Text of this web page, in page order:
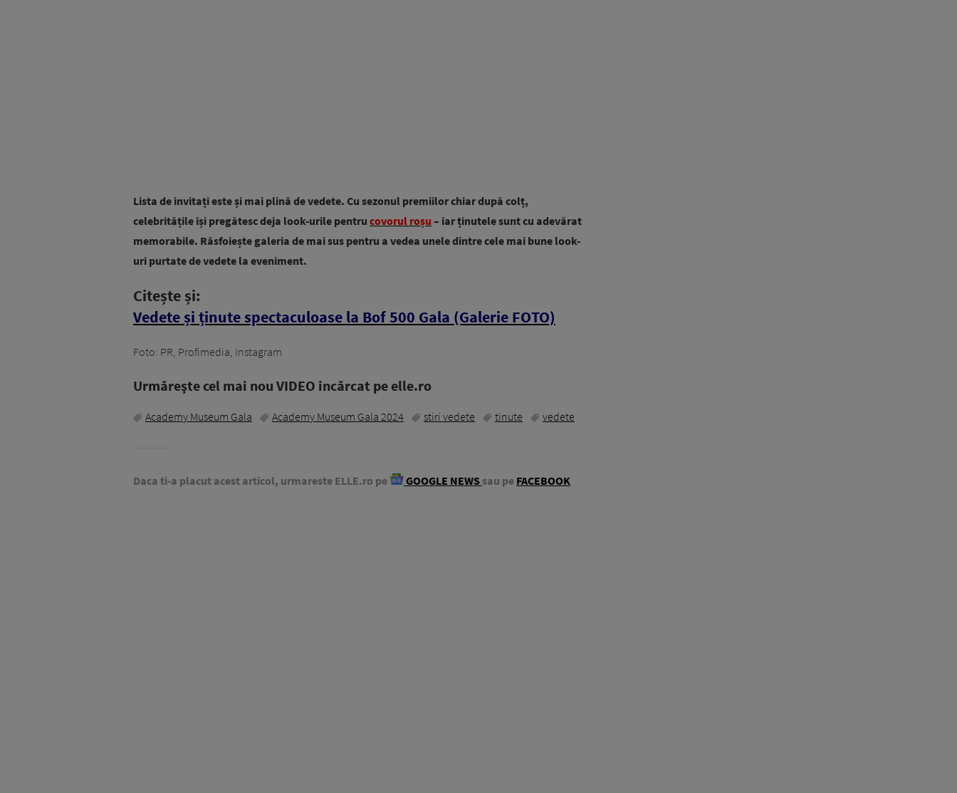
Lista de invitați este și mai plină de vedete. Cu sezonul premiilor chiar după colț,
celebritățile își pregătesc deja look-urile pentru covorul roșu – iar ținutele sunt cu adevărat
memorabile. Răsfoiește galeria de mai sus pentru a vedea unele dintre cele mai bune look-
uri purtate de vedete la eveniment.
Citește și:
Vedete și ținute spectaculoase la Bof 500 Gala (Galerie FOTO)
Foto: PR, Profimedia, Instagram
Urmăreşte cel mai nou VIDEO incărcat pe elle.ro
Academy Museum Gala Academy Museum Gala 2024 stiri vedete tinute vedete
Daca ti-a placut acest articol, urmareste ELLE.ro pe GOOGLE NEWS sau pe FACEBOOK